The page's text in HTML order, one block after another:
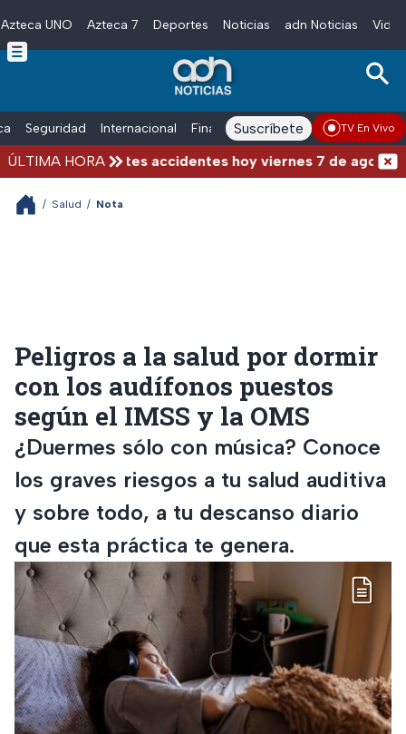
Skip to main content
Azteca UNO Azteca 7 Deportes Noticias adn Noticias
Seguridad Internacional Finanzas adn Noticias Radio
Suscríbete TV En Vivo
ÚLTIMA HORAy fuertes accidentes hoy viernes 7 de agosto
/ Salud / Nota
Peligros a la salud por dormir
con los audífonos puestos
según el IMSS y la OMS
¿Duermes sólo con música? Conoce
los graves riesgos a tu salud auditiva
y sobre todo, a tu descanso diario
que esta práctica te genera.